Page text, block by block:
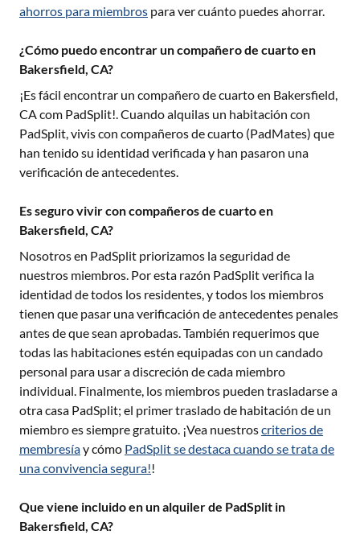
ahorros para miembros para ver cuánto puedes ahorrar.
¿Cómo puedo encontrar un compañero de cuarto en
Bakersfield, CA?
¡Es fácil encontrar un compañero de cuarto en Bakersfield,
CAcom PadSplit!. Cuando alquilas un habitación con
PadSplit, vivis con compañeros de cuarto (PadMates) que
han tenido su identidad verificada y han pasaron una
verificación de antecedentes.
Es seguro vivir con compañeros de cuarto en
Bakersfield, CA?
Nosotros en PadSplit priorizamos la seguridad de
nuestros miembros. Por esta razón PadSplit verifica la
identidad de todos los residentes, y todos los miembros
tienen que pasar una verificación de antecedentes penales
antes de que sean aprobadas. También requerimos que
todas las habitaciones estén equipadas con un candado
personal para usar a discreción de cada miembro
individual. Finalmente, los miembros pueden trasladarse a
otra casa PadSplit; el primer traslado de habitación de un
miembro es siempre gratuito. ¡Vea nuestroscriterios de
membresíay cómo PadSplit se destaca cuando se trata de
una convivencia segura!!
Que viene incluido en un alquiler de PadSplit in
Bakersfield, CA?